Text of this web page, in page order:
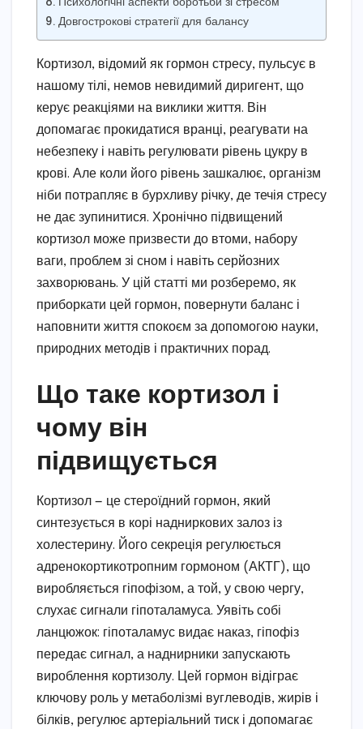
Психологічні аспекти боротьби зі стресом
Довгострокові стратегії для балансу
Кортизол, відомий як гормон стресу, пульсує в
нашому тілі, немов невидимий диригент, що
керує реакціями на виклики життя. Він
допомагає прокидатися вранці, реагувати на
небезпеку і навіть регулювати рівень цукру в
крові. Але коли його рівень зашкалює, організм
ніби потрапляє в бурхливу річку, де течія стресу
не дає зупинитися. Хронічно підвищений
кортизол може призвести до втоми, набору
ваги, проблем зі сном і навіть серйозних
захворювань. У цій статті ми розберемо, як
приборкати цей гормон, повернути баланс і
наповнити життя спокоєм за допомогою науки,
природних методів і практичних порад.
Що таке кортизол і
чому він
підвищується
Кортизол — це стероїдний гормон, який
синтезується в корі надниркових залоз із
холестерину. Його секреція регулюється
адренокортикотропним гормоном (АКТГ), що
виробляється гіпофізом, а той, у свою чергу,
слухає сигнали гіпоталамуса. Уявіть собі
ланцюжок: гіпоталамус видає наказ, гіпофіз
передає сигнал, а наднирники запускають
вироблення кортизолу. Цей гормон відіграє
ключову роль у метаболізмі вуглеводів, жирів і
білків, регулює артеріальний тиск і допомагає